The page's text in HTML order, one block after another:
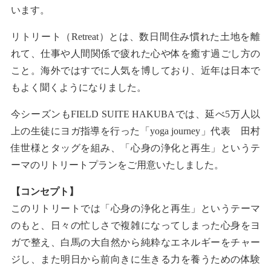
います。
リトリート（Retreat）とは、数日間住み慣れた土地を離
れて、仕事や人間関係で疲れた心や体を癒す過ごし方の
こと。海外ではすでに人気を博しており、近年は日本で
もよく聞くようになりました。
今シーズンもFIELD SUITE HAKUBAでは、延べ5万人以
上の生徒にヨガ指導を行った「yoga journey」代表 田村
佳世様とタッグを組み、「心身の浄化と再生」というテ
ーマのリトリートプランをご用意いたしました。
【コンセプト】
このリトリートでは「心身の浄化と再生」というテーマ
のもと、日々の忙しさで複雑になってしまった心身をヨ
ガで整え、白馬の大自然から純粋なエネルギーをチャー
ジし、また明日から前向きに生きる力を養うための体験